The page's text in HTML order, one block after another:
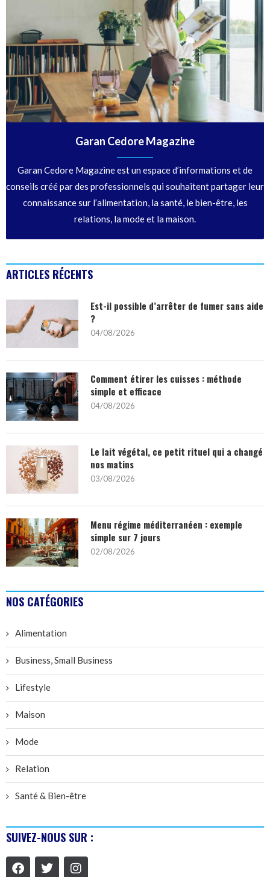
Garan Cedore Magazine
Garan Cedore Magazine est un espace d’informations et de
conseils créé par des professionnels qui souhaitent partager leur
connaissance sur l’alimentation, la santé, le bien-être, les
relations, la mode et la maison.
ARTICLES RÉCENTS
Est-il possible d’arrêter de fumer sans aide
?
04/08/2026
Comment étirer les cuisses : méthode
simple et efficace
04/08/2026
Le lait végétal, ce petit rituel qui a changé
nos matins
03/08/2026
Menu régime méditerranéen : exemple
simple sur 7 jours
02/08/2026
NOS CATÉGORIES
Alimentation
Business, Small Business
Lifestyle
Maison
Mode
Relation
Santé & Bien-être
SUIVEZ-NOUS SUR :